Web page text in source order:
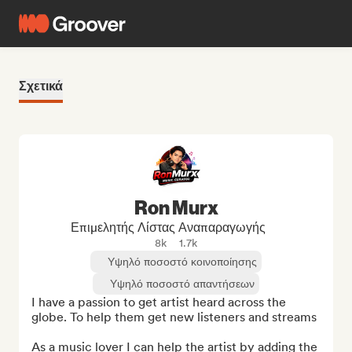
Σχετικά
Ron Murx
Επιμελητής Λίστας Αναπαραγωγής
8k
1.7k
Υψηλό ποσοστό κοινοποίησης
Υψηλό ποσοστό απαντήσεων
I have a passion to get artist heard across the
globe. To help them get new listeners and streams
As a music lover I can help the artist by adding the